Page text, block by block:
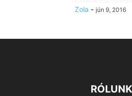
Zola - jún 9, 2016
RÓLUNK